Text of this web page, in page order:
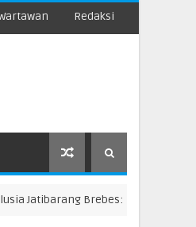
Redaksi
Brebes: Murid Hanya 11